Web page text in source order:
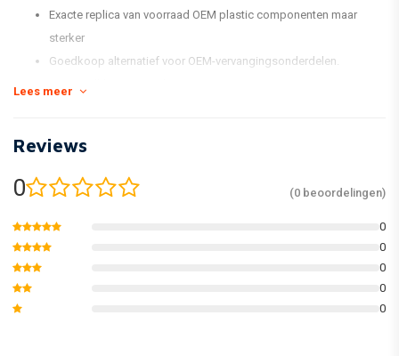
Exacte replica van voorraad OEM plastic componenten maar
sterker
Goedkoop alternatief voor OEM-vervangingsonderdelen.
Houd de kleur beter vast
Verpakt in een nieuwe en vernieuwde kitdoos en individueel
verpakt
åÊ
* De standaard MX Replica Plastic-kit van Polisport omvat een
voorspatbord, een achterspatbord, kentekenplaat, vorkbeschermers,
zijpanelen en radiatorscheppen / lijkwaden.
Lees meer
Reviews
0 (0 beoordelingen)
0
0
0
0
0